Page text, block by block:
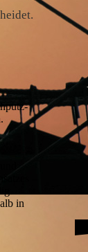
in